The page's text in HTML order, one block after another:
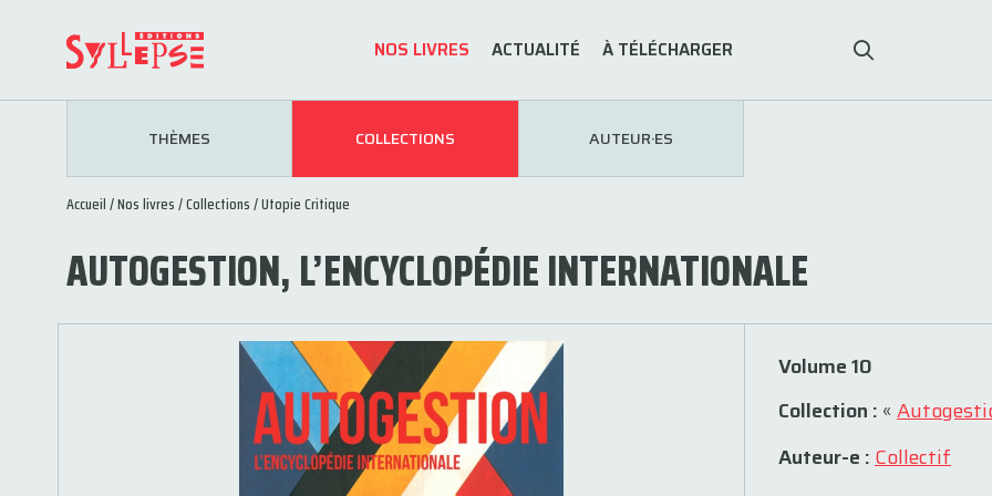
NOS LIVRES ACTUALITÉ À TÉLÉCHARGER
THÈMES COLLECTIONS AUTEUR·ES
Accueil/Nos livres/Collections/Utopie Critique
AUTOGESTION, L’ENCYCLOPÉDIE INTERNATIONALE
Volume 10
Collection : «
Auteur-e :Collectif